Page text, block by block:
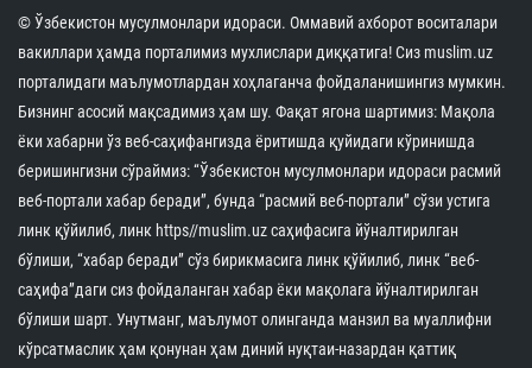
© Ўзбекистон мусулмонлари идораси. Оммавий ахборот воситалари
вакиллари ҳамда порталимиз мухлислари диққатига! Сиз muslim.uz
порталидаги маълумотлардан хоҳлаганча фойдаланишингиз мумкин.
Бизнинг асосий мақсадимиз ҳам шу. Фақат ягона шартимиз: Мақола
ёки хабарни ўз веб-саҳифангизда ёритишда қуйидаги кўринишда
беришингизни сўраймиз: “Ўзбекистон мусулмонлари идораси расмий
веб-портали хабар беради”, бунда “расмий веб-портали” сўзи устига
линк қўйилиб, линк https//muslim.uz саҳифасига йўналтирилган
бўлиши, “хабар беради” сўз бирикмасига линк қўйилиб, линк “веб-
саҳифа”даги сиз фойдаланган хабар ёки мақолага йўналтирилган
бўлиши шарт. Унутманг, маълумот олинганда манзил ва муаллифни
кўрсатмаслик ҳам қонунан ҳам диний нуқтаи-назардан қаттиқ